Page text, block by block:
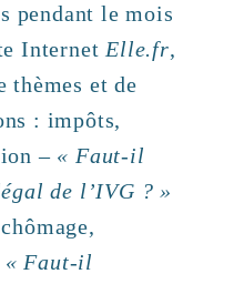
pendant le mois
Internet Elle.fr,
thèmes et de
: impôts,
– « Faut-il
de l’IVG ? »
« Faut-il